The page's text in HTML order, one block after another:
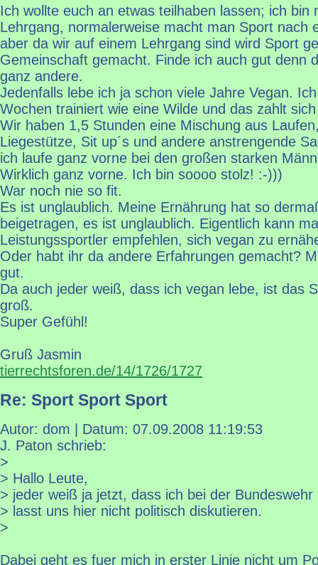
Ich wollte euch an etwas teilhaben lassen; ich bin
Lehrgang, normalerweise macht man Sport nach
aber da wir auf einem Lehrgang sind wird Sport
Gemeinschaft gemacht. Finde ich auch gut denn
ganz andere.
Jedenfalls lebe ich ja schon viele Jahre Vegan.
Wochen trainiert wie eine Wilde und das zahlt
Wir haben 1,5 Stunden eine Mischung aus
Liegestütze, Sit up´s und andere anstrengende
ich laufe ganz vorne bei den großen starken
Wirklich ganz vorne. Ich bin soooo stolz! :-)))
War noch nie so fit.
Es ist unglaublich. Meine Ernährung hat so
beigetragen, es ist unglaublich. Eigentlich kann
Leistungssportler empfehlen, sich vegan zu
Oder habt ihr da andere Erfahrungen gemacht?
gut.
Da auch jeder weiß, dass ich vegan lebe, ist das
groß.
Super Gefühl!
Gruß Jasmin
tierrechtsforen.de/14/1726/1727
Re: Sport Sport Sport
Autor: dom | Datum: 07.09.2008 11:19:53
J. Paton schrieb:
>
> Hallo Leute,
> jeder weiß ja jetzt, dass ich bei der Bundeswehr
> lasst uns hier nicht politisch diskutieren.
>
Dabei geht es fuer mich in erster Linie nicht um